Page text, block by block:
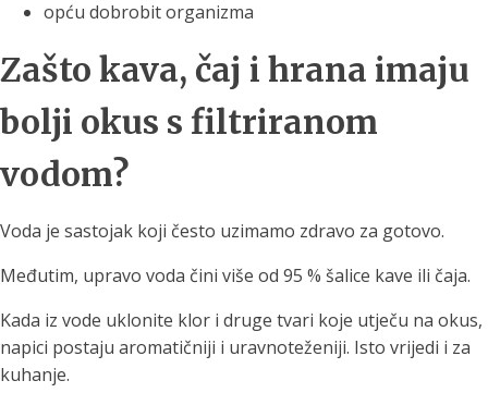
opću dobrobit organizma
Zašto kava, čaj i hrana imaju
bolji okus s filtriranom
vodom?
Voda je sastojak koji često uzimamo zdravo za gotovo.
Međutim, upravo voda čini više od 95 % šalice kave ili čaja.
Kada iz vode uklonite klor i druge tvari koje utječu na okus,
napici postaju aromatičniji i uravnoteženiji. Isto vrijedi i za
kuhanje.